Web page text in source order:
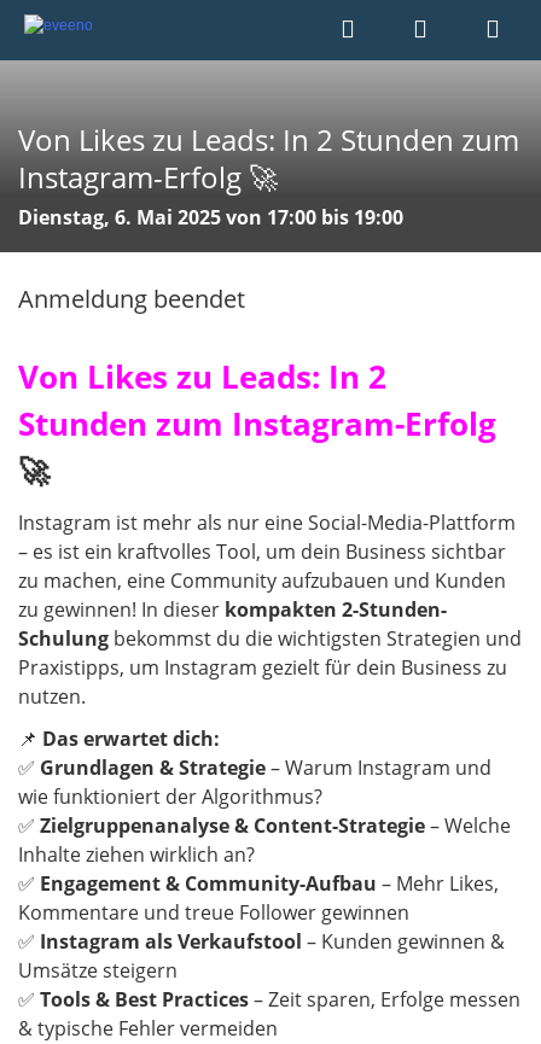
Von Likes zu Leads: In 2 Stunden zum
Instagram-Erfolg 🚀
Dienstag, 6. Mai 2025 von 17:00 bis 19:00
Anmeldung beendet
Von Likes zu Leads: In 2
Stunden zum Instagram-Erfolg
🚀
Instagram ist mehr als nur eine Social-Media-Plattform
– es ist ein kraftvolles Tool, um dein Business sichtbar
zu machen, eine Community aufzubauen und Kunden
zu gewinnen! In dieser kompakten 2-Stunden-
Schulung bekommst du die wichtigsten Strategien und
Praxistipps, um Instagram gezielt für dein Business zu
nutzen.
📌 Das erwartet dich:
✅ Grundlagen & Strategie– Warum Instagram und
wie funktioniert der Algorithmus?
✅ Zielgruppenanalyse & Content-Strategie– Welche
Inhalte ziehen wirklich an?
✅ Engagement & Community-Aufbau – Mehr Likes,
Kommentare und treue Follower gewinnen
✅ Instagram als Verkaufstool – Kunden gewinnen &
Umsätze steigern
✅ Tools & Best Practices– Zeit sparen, Erfolge messen
& typische Fehler vermeiden